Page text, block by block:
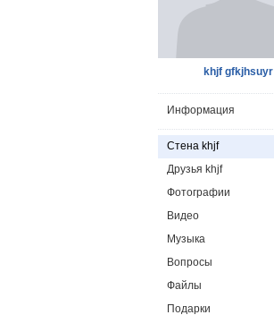
khjf gfkjhsuyr
Информация
Стена khjf
Друзья khjf
Фотографии
Видео
Музыка
Вопросы
Файлы
Подарки